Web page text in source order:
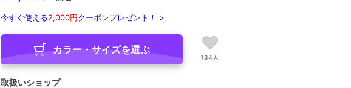
今すぐ使える2,000円クーポンプレゼント！ >
カラー・サイズを選ぶ
134人
取扱いショップ